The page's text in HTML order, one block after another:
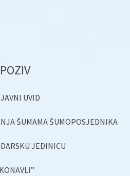
POZIV
UVID
ŠUMAMA ŠUMOPOSJEDNIKA
JEDINICU
„KONAVLI”